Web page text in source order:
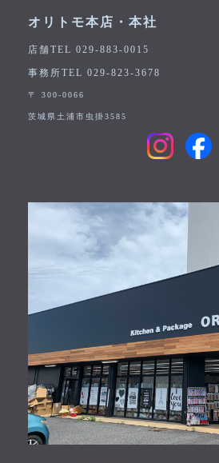
オリトモ本店・本社
店舗TEL 029-883-0015
事務所TEL 029-823-3678
〒 300-0066
茨城県土浦市虫掛3585